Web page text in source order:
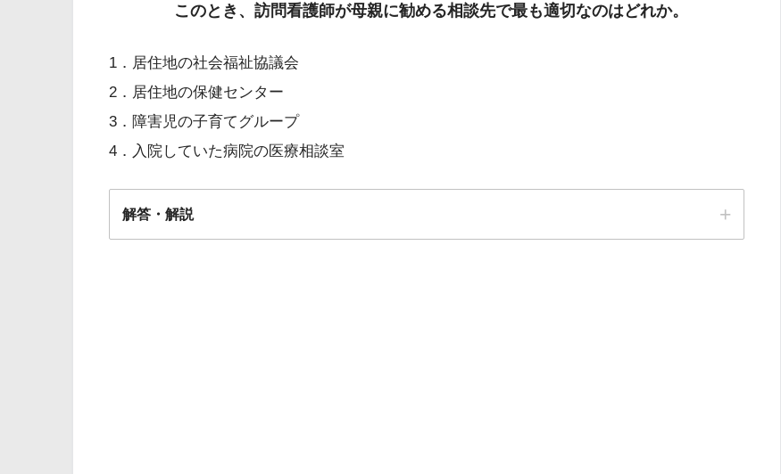
このとき、訪問看護師が母親に勧める相談先で最も適切なのはどれか。
1．居住地の社会福祉協議会
2．居住地の保健センター
3．障害児の子育てグループ
4．入院していた病院の医療相談室
解答・解説